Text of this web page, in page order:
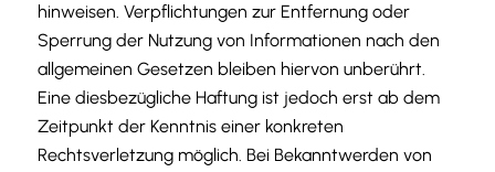
hinweisen. Verpflichtungen zur Entfernung oder
Sperrung der Nutzung von Informationen nach den
allgemeinen Gesetzen bleiben hiervon unberührt.
Eine diesbezügliche Haftung ist jedoch erst ab dem
Zeitpunkt der Kenntnis einer konkreten
Rechtsverletzung möglich. Bei Bekanntwerden von